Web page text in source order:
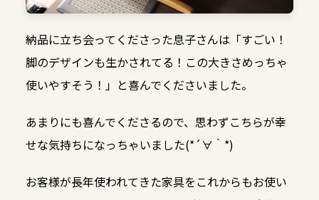
納品に立ち会ってくださった息子さんは「すごい！
脚のデザインも生かされてる！この大きさめっちゃ
使いやすそう！」と喜んでくださいました。
あまりにも喜んでくださるので、思わずこちらが幸
せな気持ちになっちゃいました(*´∀｀*)
お客様が長年使われてきた家具をこれからもお使い